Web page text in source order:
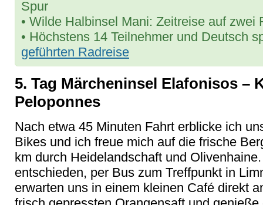
Spur
• Wilde Halbinsel Mani: Zeitreise auf zwei
• Höchstens 14 Teilnehmer und Deutsch
geführten Radreise
5. Tag Märcheninsel Elafonisos –
Peloponnes
Nach etwa 45 Minuten Fahrt erblicke ich
Bikes und ich freue mich auf die frische
km durch Heidelandschaft und
entschieden, per Bus zum Treffpunkt in
erwarten uns in einem kleinen Café direkt